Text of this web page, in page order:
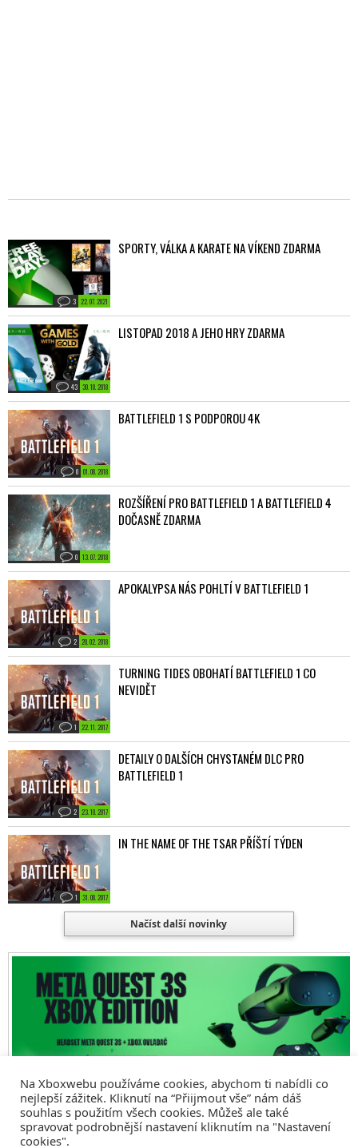
22. 07. 2021
3
SPORTY, VÁLKA A KARATE NA VÍKEND ZDARMA
30. 10. 2018
43
LISTOPAD 2018 A JEHO HRY ZDARMA
01. 08. 2018
0
BATTLEFIELD 1 S PODPOROU 4K
13. 07. 2018
0
ROZŠÍŘENÍ PRO BATTLEFIELD 1 A BATTLEFIELD 4
DOČASNĚ ZDARMA
20. 02. 2018
2
APOKALYPSA NÁS POHLTÍ V BATTLEFIELD 1
22. 11. 2017
1
TURNING TIDES OBOHATÍ BATTLEFIELD 1 CO
NEVIDĚT
23. 10. 2017
2
DETAILY O DALŠÍCH CHYSTANÉM DLC PRO
BATTLEFIELD 1
31. 08. 2017
1
IN THE NAME OF THE TSAR PŘÍŠTÍ TÝDEN
Načíst další novinky
Na Xboxwebu používáme cookies, abychom ti nabídli co
nejlepší zážitek. Kliknutí na “Přiijmout vše” nám dáš
souhlas s použitím všech cookies. Můžeš ale také
spravovat podrobnější nastavení kliknutím na "Nastavení
cookies".